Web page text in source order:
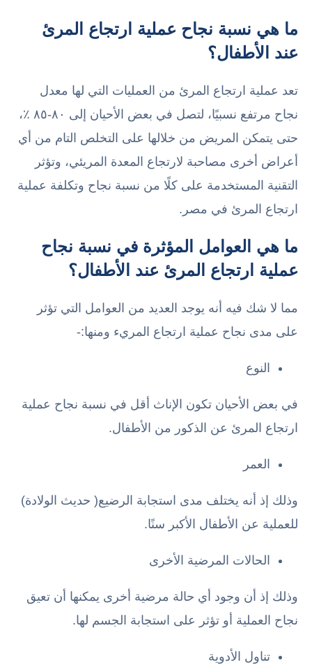
ما هي نسبة نجاح عملية ارتجاع المرئ
عند الأطفال؟
تعد عملية ارتجاع المرئ من العمليات التي لها معدل
نجاح مرتفع نسبيًا، لتصل في بعض الأحيان إلى ٨٠-٨٥ ٪،
حتى يتمكن المريض من خلالها على التخلص التام من أي
أعراض أخرى مصاحبة لارتجاع المعدة المريئي، وتؤثر
التقنية المستخدمة على كلًا من نسبة نجاح وتكلفة عملية
ارتجاع المرئ في مصر.
ما هي العوامل المؤثرة في نسبة نجاح
عملية ارتجاع المرئ عند الأطفال؟
مما لا شك فيه أنه يوجد العديد من العوامل التي تؤثر
على مدى نجاح عملية ارتجاع المريء ومنها:-
النوع
في بعض الأحيان تكون الإناث أقل في نسبة نجاح عملية
ارتجاع المرئ عن الذكور من الأطفال.
العمر
وذلك إذ أنه يختلف مدى استجابة الرضيع( حديث الولادة)
للعملية عن الأطفال الأكبر سنًا.
الحالات المرضية الأخرى
وذلك إذ أن وجود أي حالة مرضية أخرى يمكنها أن تعيق
نجاح العملية أو تؤثر على استجابة الجسم لها.
تناول الأدوية